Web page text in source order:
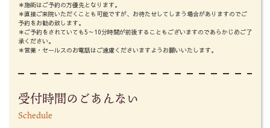
＊施術はご予約の方優先となります。
＊直接ご来院いただくことも可能ですが、お待たせしてしまう場合がありますのでご
予約をお勧め致します。
＊ご予約をされていても5～10分時間が前後することもございますのであらかじめご了
承ください。
＊営業・セールスのお電話はご遠慮くださいますようお願いいたします。
受付時間のごあんない
Schedule